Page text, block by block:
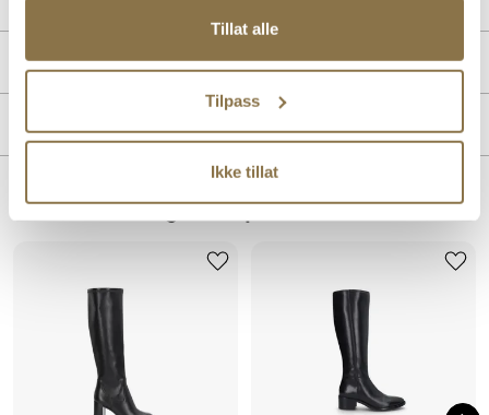
Tillat alle
Tilpass
Ikke tillat
PRODUKTDETALJER
For:Textil
MERKE
Lignende produkter